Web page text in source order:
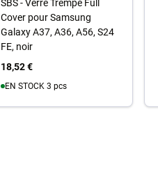
SBS - Verre Trempé Full
Cover pour Samsung
Galaxy A37, A36, A56, S24
FE, noir
18,52 €
EN STOCK 3 pcs